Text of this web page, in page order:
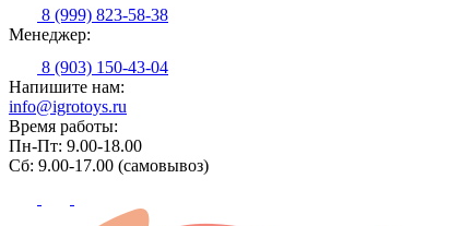
8 (999) 823-58-38
Менеджер:
8 (903) 150-43-04
Напишите нам:
info@igrotoys.ru
Время работы:
Пн-Пт: 9.00-18.00
Сб: 9.00-17.00 (самовывоз)